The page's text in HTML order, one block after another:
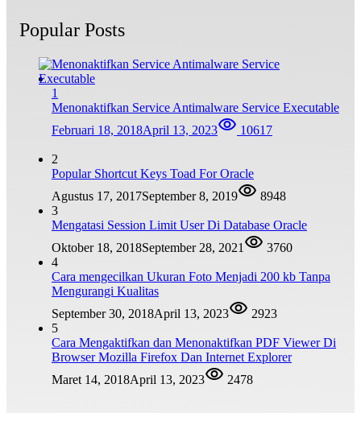
Popular Posts
1
Menonaktifkan Service Antimalware Service Executable
Februari 18, 2018April 13, 2023 10617
2
Popular Shortcut Keys Toad For Oracle
Agustus 17, 2017September 8, 2019
8948
3
Mengatasi Session Limit User Di Database Oracle
Oktober 18, 2018September 28, 2021
3760
4
Cara mengecilkan Ukuran Foto Menjadi 200 kb Tanpa
Mengurangi Kualitas
September 30, 2018April 13, 2023
2923
5
Cara Mengaktifkan dan Menonaktifkan PDF Viewer Di
Browser Mozilla Firefox Dan Internet Explorer
Maret 14, 2018April 13, 2023 2478